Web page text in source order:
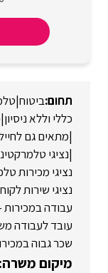
ביטוח|
כללי וללא ניסיון|
|מתאים גם
|נציגי
נציגי מכירות
נציגי שירות
עבודה
עובד לעבודה
שכר גבוה